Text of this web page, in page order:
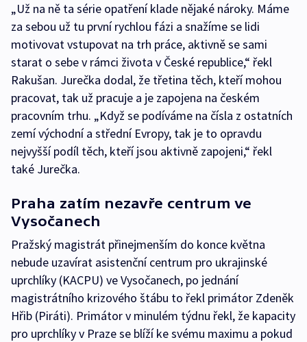
„Už na ně ta série opatření klade nějaké nároky. Máme
za sebou už tu první rychlou fázi a snažíme se lidi
motivovat vstupovat na trh práce, aktivně se sami
starat o sebe v rámci života v České republice,“ řekl
Rakušan. Jurečka dodal, že třetina těch, kteří mohou
pracovat, tak už pracuje a je zapojena na českém
pracovním trhu. „Když se podíváme na čísla z ostatních
zemí východní a střední Evropy, tak je to opravdu
nejvyšší podíl těch, kteří jsou aktivně zapojeni,“ řekl
také Jurečka.
Praha zatím nezavře centrum ve
Vysočanech
Pražský magistrát přinejmenším do konce května
nebude uzavírat asistenční centrum pro ukrajinské
uprchlíky (KACPU) ve Vysočanech, po jednání
magistrátního krizového štábu to řekl primátor Zdeněk
Hřib (Piráti). Primátor v minulém týdnu řekl, že kapacity
pro uprchlíky v Praze se blíží ke svému maximu a pokud